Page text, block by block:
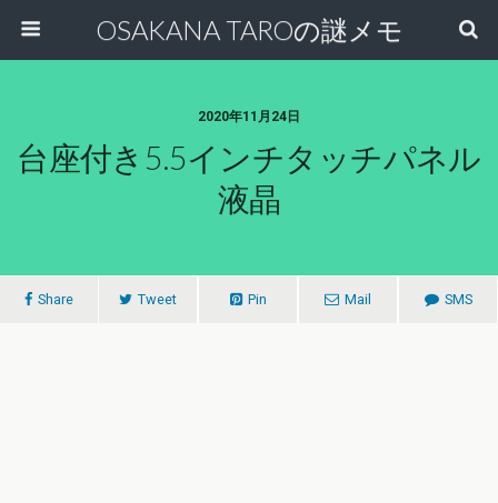
OSAKANA TAROの謎メモ
2020年11月24日
台座付き5.5インチタッチパネル
液晶
Share Tweet Pin Mail SMS